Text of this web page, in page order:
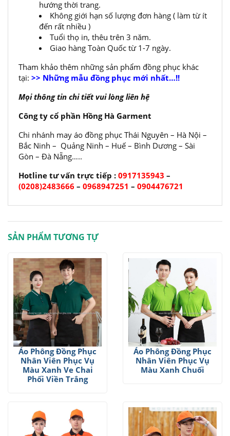
hướng thời trang.
Không giới hạn số lượng đơn hàng ( làm từ ít
đến rất nhiều )
Tuổi thọ in, thêu trên 3 năm.
Giao hàng Toàn Quốc từ 1-7 ngày.
Tham khảo thêm những sản phẩm đồng phục khác
tại: >> Những mẫu đồng phục mới nhất…!!
Mọi thông tin chi tiết vui lòng liên hệ
Công ty cổ phần Hồng Hà Garment
Chi nhánh may áo đồng phục Thái Nguyên – Hà Nội –
Bắc Ninh – Quảng Ninh – Huế – Bình Dương – Sài
Gòn – Đà Nẵng…..
Hotline tư vấn trực tiếp : 0917135943 –
(0208)2483666 – 0968947251 – 0904476721
SẢN PHẨM TƯƠNG TỰ
Áo Phông Đồng Phục
Nhân Viên Phục Vụ
Màu Xanh Ve Chai
Phối Viền Trắng
Áo Phông Đồng Phục
Nhân Viên Phục Vụ
Màu Xanh Chuối